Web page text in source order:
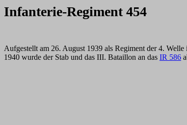
Infanterie-Regiment 454
Aufgestellt am 26. August 1939 als Regiment der 4.
1940 wurde der Stab und das III. Bataillon an das IR 586